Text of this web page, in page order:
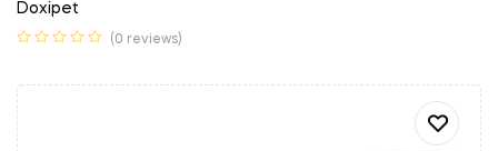
Doxipet
(0 reviews)